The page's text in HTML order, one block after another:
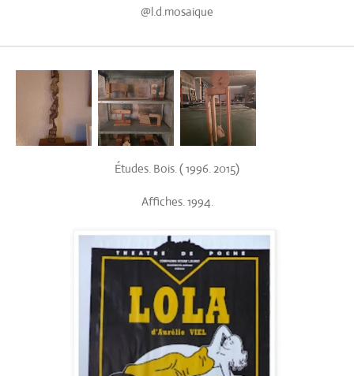
@l.d.mosaique
Études. Bois. ( 1996. 2015)
Affiches. 1994.